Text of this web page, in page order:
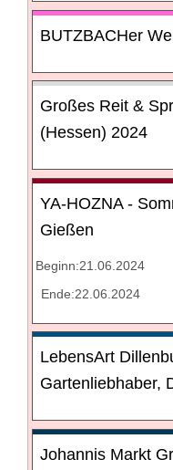
BUTZBACHer
Großes Reit &
(Hessen) 2024
YA-HOZNA -
Gießen
Beginn:21.06.2024
Ende:22.06.2024
LebensArt
Gartenliebhaber,
Johannis Markt